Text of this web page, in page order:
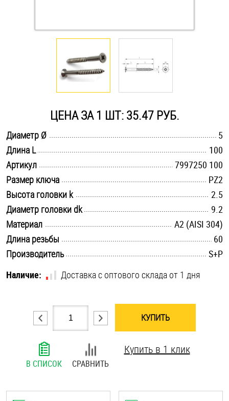
Саморезы и шурупы
Такелаж
Хомуты
Шайбы
Шпильки
Шплинты
Штифты и пальцы
ЦЕНА ЗА 1 ШТ: 35.47 РУБ.
Диаметр Ø
5
Длина L
100
Артикул
7997250 100
Размер ключа
PZ2
Высота головки k
2.5
Диаметр головки dk
9.2
Материал
А2 (AISI 304)
Длина резьбы
60
Производитель
S+P
Наличие:
Доставка с оптового склада от 1 дня
КУПИТЬ
В СПИСОК СРАВНИТЬ
Купить в 1 клик